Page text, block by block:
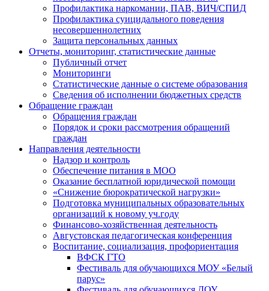
Профилактика наркомании, ПАВ, ВИЧ/СПИД
Профилактика суицидального поведения
несовершеннолетних
Защита персональных данных
Отчеты, мониторинг, статистические данные
Публичный отчет
Мониторинги
Статистические данные о системе образования
Сведения об исполнении бюджетных средств
Обращение граждан
Обращения граждан
Порядок и сроки рассмотрения обращений
граждан
Направления деятельности
Надзор и контроль
Обеспечение питания в МОО
Оказание бесплатной юридической помощи
«Снижение бюрократической нагрузки»
Подготовка муниципальных образовательных
организаций к новому уч.году
Финансово-хозяйственная деятельность
Августовская педагогическая конференция
Воспитание, социализация, профориентация
ВФСК ГТО
Фестиваль для обучающихся МОУ «Белый
парус»